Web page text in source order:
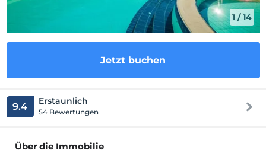
1 /14
Jetzt buchen
9.4 Erstaunlich
54 Bewertungen
Über die Immobilie